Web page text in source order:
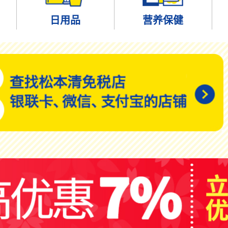
日用品 营养保健